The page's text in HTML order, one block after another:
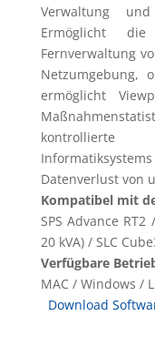
Verwaltung
Ermöglicht
Fernverwaltung
Netzumgebung,
ermöglicht
kontrollierte
Datenverlust von
Kompatibel mit
SPS Advance
20 kVA) / SLC
Verfügbare
MAC / Windows /
Download